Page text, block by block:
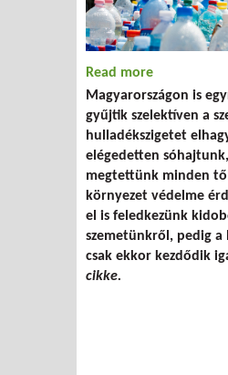
Read more
követik a
Magyarországon is
gyűjtik szelektíven a
hulladékszigetet
elégedetten
megtettünk minden
környezet védelme
el is feledkezünk
szemetünkről, pedig a
csak ekkor kezdődik
cikke.